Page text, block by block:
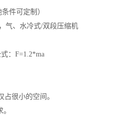
件可定制）
气、水冷式/双段压缩机
：F=1.2*ma
很小的空间。